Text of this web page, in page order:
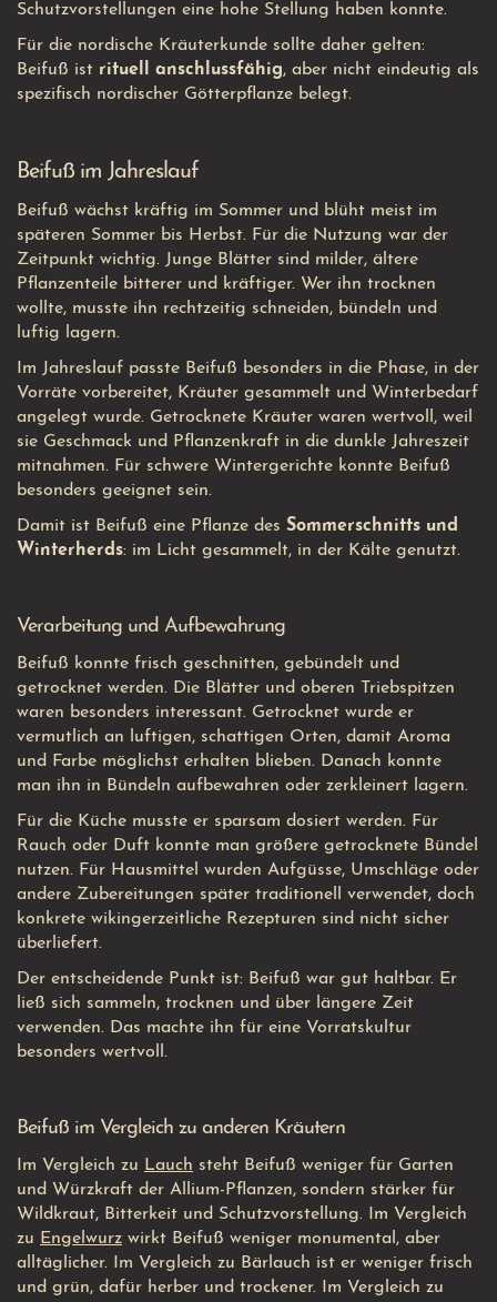
Schutzvorstellungen eine hohe Stellung haben konnte.
Für die nordische Kräuterkunde sollte daher gelten:
Beifuß ist rituell anschlussfähig, aber nicht eindeutig als
spezifisch nordischer Götterpflanze belegt.
Beifuß im Jahreslauf
Beifuß wächst kräftig im Sommer und blüht meist im
späteren Sommer bis Herbst. Für die Nutzung war der
Zeitpunkt wichtig. Junge Blätter sind milder, ältere
Pflanzenteile bitterer und kräftiger. Wer ihn trocknen
wollte, musste ihn rechtzeitig schneiden, bündeln und
luftig lagern.
Im Jahreslauf passte Beifuß besonders in die Phase, in der
Vorräte vorbereitet, Kräuter gesammelt und Winterbedarf
angelegt wurde. Getrocknete Kräuter waren wertvoll, weil
sie Geschmack und Pflanzenkraft in die dunkle Jahreszeit
mitnahmen. Für schwere Wintergerichte konnte Beifuß
besonders geeignet sein.
Damit ist Beifuß eine Pflanze des Sommerschnitts und
Winterherds: im Licht gesammelt, in der Kälte genutzt.
Verarbeitung und Aufbewahrung
Beifuß konnte frisch geschnitten, gebündelt und
getrocknet werden. Die Blätter und oberen Triebspitzen
waren besonders interessant. Getrocknet wurde er
vermutlich an luftigen, schattigen Orten, damit Aroma
und
Farbe möglichst erhalten blieben. Danach konnte
man ihn in Bündeln aufbewahren oder zerkleinert lagern.
Für die Küche musste er sparsam dosiert werden. Für
Rauch oder Duft konnte man größere getrocknete Bündel
nutzen. Für Hausmittel wurden Aufgüsse, Umschläge oder
andere Zubereitungen später traditionell verwendet, doch
konkrete wikingerzeitliche Rezepturen sind nicht sicher
überliefert.
Der entscheidende Punkt ist: Beifuß war gut haltbar. Er
ließ sich sammeln, trocknen und über längere Zeit
verwenden. Das machte ihn für eine Vorratskultur
besonders wertvoll.
Beifuß im Vergleich zu anderen Kräutern
Im Vergleich zu Lauch steht Beifuß weniger für Garten
und Würzkraft der Allium-Pflanzen, sondern stärker für
Wildkraut, Bitterkeit und Schutzvorstellung. Im Vergleich
zu Engelwurz wirkt Beifuß weniger monumental, aber
alltäglicher. Im Vergleich zu Bärlauch ist er weniger frisch
und grün, dafür herber und trockener. Im Vergleich zu